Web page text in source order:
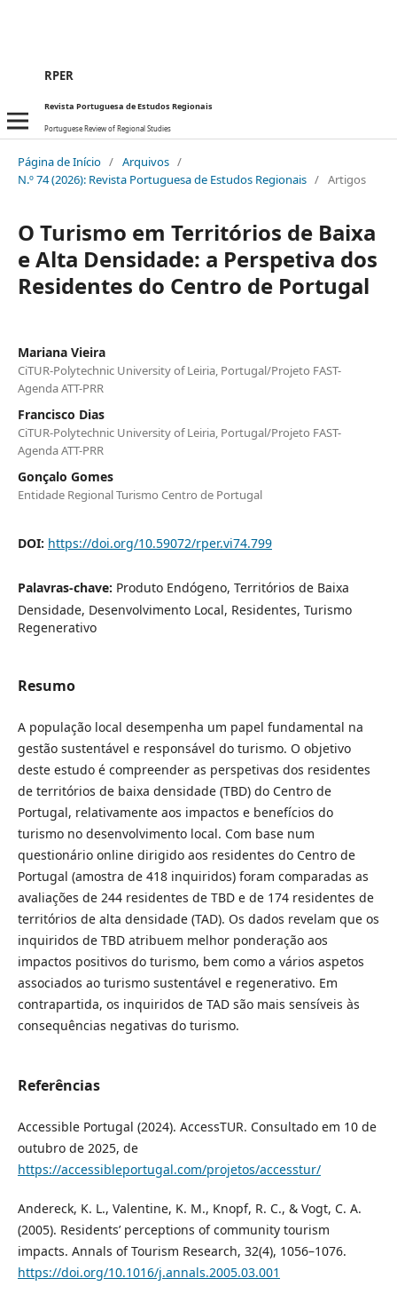
RPER
Revista Portuguesa de Estudos Regionais
Portuguese Review of Regional Studies
Página de Início / Arquivos /
N.º 74 (2026): Revista Portuguesa de Estudos Regionais / Artigos
O Turismo em Territórios de Baixa
e Alta Densidade: a Perspetiva dos
Residentes do Centro de Portugal
Mariana Vieira
CiTUR-Polytechnic University of Leiria, Portugal/Projeto FAST-
Agenda ATT-PRR
Francisco Dias
CiTUR-Polytechnic University of Leiria, Portugal/Projeto FAST-
Agenda ATT-PRR
Gonçalo Gomes
Entidade Regional Turismo Centro de Portugal
DOI: https://doi.org/10.59072/rper.vi74.799
Palavras-chave: Produto Endógeno, Territórios de Baixa
Densidade, Desenvolvimento Local, Residentes, Turismo
Regenerativo
Resumo
A população local desempenha um papel fundamental na
gestão sustentável e responsável do turismo. O objetivo
deste estudo é compreender as perspetivas dos residentes
de territórios de baixa densidade (TBD) do Centro de
Portugal, relativamente aos impactos e benefícios do
turismo no desenvolvimento local. Com base num
questionário online dirigido aos residentes do Centro de
Portugal (amostra de 418 inquiridos) foram comparadas as
avaliações de 244 residentes de TBD e de 174 residentes de
territórios de alta densidade (TAD). Os dados revelam que os
inquiridos de TBD atribuem melhor ponderação aos
impactos positivos do turismo, bem como a vários aspetos
associados ao turismo sustentável e regenerativo. Em
contrapartida, os inquiridos de TAD são mais sensíveis às
consequências negativas do turismo.
Referências
Accessible Portugal (2024). AccessTUR. Consultado em 10 de
outubro de 2025, de
https://accessibleportugal.com/projetos/accesstur/
Andereck, K. L., Valentine, K. M., Knopf, R. C., & Vogt, C. A.
(2005). Residents’ perceptions of community tourism
impacts. Annals of Tourism Research, 32(4), 1056–1076.
https://doi.org/10.1016/j.annals.2005.03.001